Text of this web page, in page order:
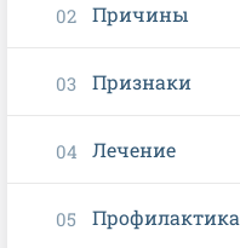
Причины
Признаки
Лечение
Профилактика